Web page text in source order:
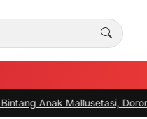
Dorong Generasi Kreatif